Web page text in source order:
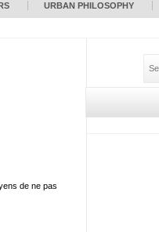
URBAN PHILOSOPHY
de ne pas